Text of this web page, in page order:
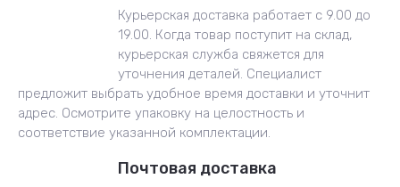
Курьерская доставка работает с 9.00 до
19.00. Когда товар поступит на склад,
курьерская служба свяжется для
уточнения деталей. Специалист
предложит выбрать удобное время доставки и уточнит
адрес. Осмотрите упаковку на целостность и
соответствие указанной комплектации.
Почтовая доставка